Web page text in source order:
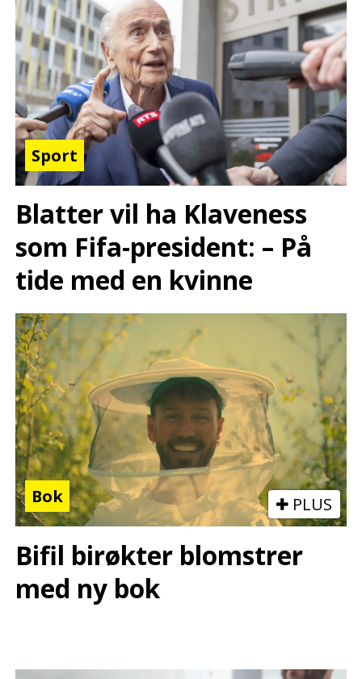
Sport
Blatter vil ha Klaveness
som Fifa-president: – På
tide med en kvinne
Bok PLUS
Bifil birøkter blomstrer
med ny bok